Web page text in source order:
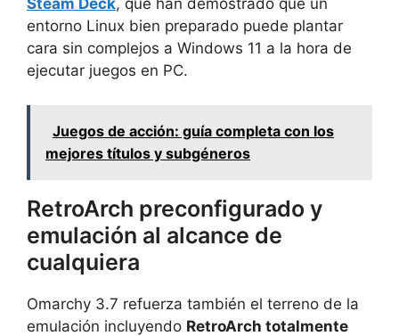
Steam Deck, que han demostrado que un
entorno Linux bien preparado puede plantar
cara sin complejos a Windows 11 a la hora de
ejecutar juegos en PC.
Juegos de acción: guía completa con los
mejores títulos y subgéneros
RetroArch preconfigurado y
emulación al alcance de
cualquiera
Omarchy 3.7 refuerza también el terreno de la
emulación incluyendo RetroArch totalmente